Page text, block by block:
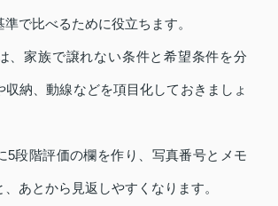
で比べるために役立ちます。
、家族で譲れない条件と希望条件を分
収納、動線などを項目化しておきましょ
5段階評価の欄を作り、写真番号とメモ
あとから見返しやすくなります。